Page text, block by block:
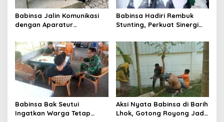
Babinsa Jalin Komunikasi
dengan Aparatur
Membangun Desa
Babinsa Hadiri Rembuk
Stunting, Perkuat Sinergi
di Kuta Malaka
Babinsa Bak Seutui
Ingatkan Warga Tetap
Aksi Nyata Babinsa di Barih
Lhok, Gotong Royong Jadi